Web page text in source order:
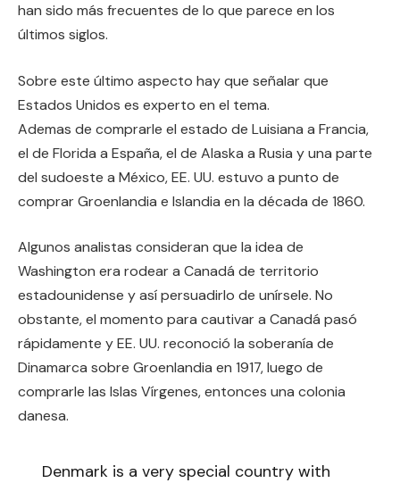
han sido más frecuentes de lo que parece en los
últimos siglos.
Sobre este último aspecto hay que señalar que
Estados Unidos es experto en el tema.
Ademas de comprarle el estado de Luisiana a Francia,
el de Florida a España, el de Alaska a Rusia y una parte
del sudoeste a México, EE. UU. estuvo a punto de
comprar Groenlandia e Islandia en la década de 1860.
Algunos analistas consideran que la idea de
Washington era rodear a Canadá de territorio
estadounidense y así persuadirlo de unírsele. No
obstante, el momento para cautivar a Canadá pasó
rápidamente y EE. UU. reconoció la soberanía de
Dinamarca sobre Groenlandia en 1917, luego de
comprarle las Islas Vírgenes, entonces una colonia
danesa.
Denmark is a very special country with